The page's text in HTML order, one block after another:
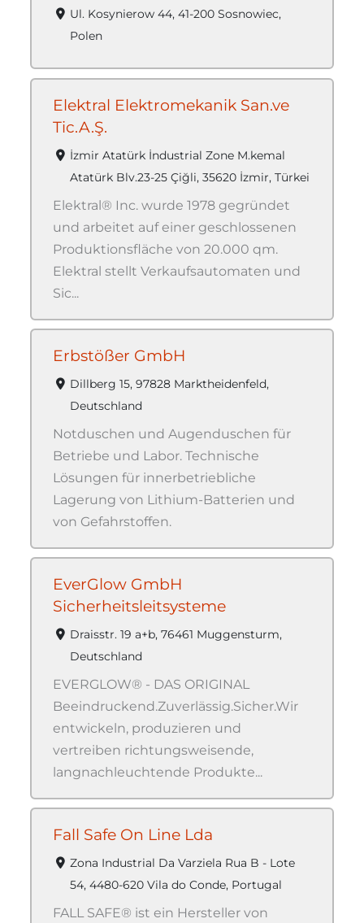
Ul. Kosynierow 44, 41-200 Sosnowiec,
Polen
Elektral Elektromekanik San.ve
Tic.A.Ş.
İzmir Atatürk İndustrial Zone M.kemal
Atatürk Blv.23-25 Çiğli, 35620 İzmir, Türkei
Elektral® Inc. wurde 1978 gegründet
und arbeitet auf einer geschlossenen
Produktionsfläche von 20.000 qm.
Elektral stellt Verkaufsautomaten und
Sic...
Erbstößer GmbH
Dillberg 15, 97828 Marktheidenfeld,
Deutschland
Notduschen und Augenduschen für
Betriebe und Labor. Technische
Lösungen für innerbetriebliche
Lagerung von Lithium-Batterien und
von Gefahrstoffen.
EverGlow GmbH
Sicherheitsleitsysteme
Draisstr. 19 a+b, 76461 Muggensturm,
Deutschland
EVERGLOW® - DAS ORIGINAL
Beeindruckend.Zuverlässig.Sicher.Wir
entwickeln, produzieren und
vertreiben richtungsweisende,
langnachleuchtende Produkte...
Fall Safe On Line Lda
Zona Industrial Da Varziela Rua B - Lote
54, 4480-620 Vila do Conde, Portugal
FALL SAFE® ist ein Hersteller von